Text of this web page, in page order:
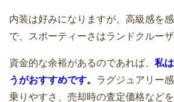
内装は好みになりますが、高級感を
で、スポーティーさはランドクルーザ
資金的な余裕があるのであれば、 私
うがおすすめです。 ラグジュアリー
乗りやすさ、売却時の査定価格など